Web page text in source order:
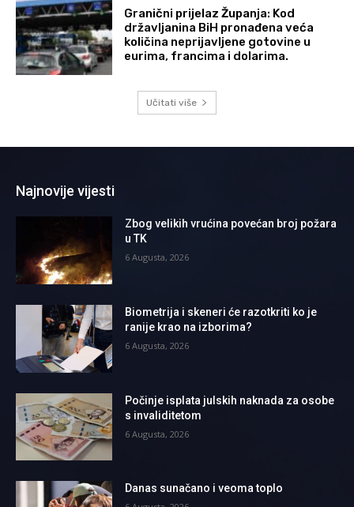
Granični prijelaz Županja: Kod
državljanina BiH pronađena veća
količina neprijavljene gotovine u
eurima, francima i dolarima.
Učitati više
Najnovije vijesti
Zbog velikih vrućina povećan broj požara
u TK
6 Augusta, 2026
Biometrija i skeneri će razotkriti ko je
ranije krao na izborima?
6 Augusta, 2026
Počinje isplata julskih naknada za osobe
s invaliditetom
6 Augusta, 2026
Danas sunačano i veoma toplo